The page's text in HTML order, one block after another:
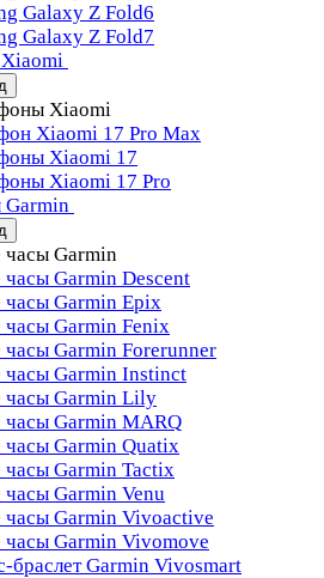
Galaxy Z Fold6
Galaxy Z Fold7
Xiaomi
Xiaomi 17 Pro Max
Xiaomi 17
Xiaomi 17 Pro
Garmin
Garmin Descent
Garmin Epix
Garmin Fenix
Garmin Forerunner
Garmin Instinct
Garmin Lily
Garmin MARQ
Garmin Quatix
Garmin Tactix
Garmin Venu
Garmin Vivoactive
Garmin Vivomove
браслет Garmin Vivosmart